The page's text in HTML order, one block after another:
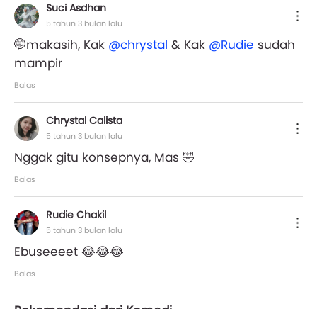
Suci Asdhan
5 tahun 3 bulan lalu
🤭makasih, Kak @chrystal & Kak @Rudie sudah
mampir
Balas
Chrystal Calista
5 tahun 3 bulan lalu
Nggak gitu konsepnya, Mas 🤣
Balas
Rudie Chakil
5 tahun 3 bulan lalu
Ebuseeeet 😂😂😂
Balas